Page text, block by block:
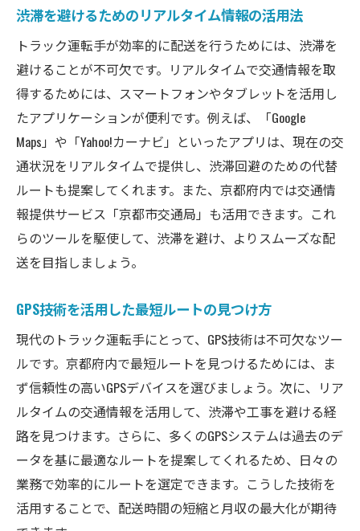
配送先情報の正確な把握と計画
積荷の効率的な配置と安全確保
デジタルツールを使った配送管理
時間厳守の重要性とそのメリット
顧客とのコミュニケーションの改善
トラブルシューティング能力の向上
プロのトラック運転手から学ぶ月収最大化のコ
ツ
成功している運転手のルーチンとは
プロの運転手が実践する時間管理術
経験豊富な運転手が語る仕事のコツ
失敗から学ぶ成功の秘訣
業界のトレンドを把握する重要性
トラック運転手が京都府で収入を増やすための
戦略
長距離配送と短距離配送のバランス
オフピーク時間を利用した効果的な配送
追加業務で収入を増やす方法
渋滞を避けるためのリアルタイム情報の活用法
トラック運転手が効率的に配送を行うためには、渋滞を
避けることが不可欠です。リアルタイムで交通情報を取
得するためには、スマートフォンやタブレットを活用し
たアプリケーションが便利です。例えば、「Google
Maps」や「Yahoo!カーナビ」といったアプリは、現在の交
通状況をリアルタイムで提供し、渋滞回避のための代替
ルートも提案してくれます。また、京都府内では交通情
報提供サービス「京都市交通局」も活用できます。これ
らのツールを駆使して、渋滞を避け、よりスムーズな配
送を目指しましょう。
GPS技術を活用した最短ルートの見つけ方
現代のトラック運転手にとって、GPS技術は不可欠なツー
ルです。京都府内で最短ルートを見つけるためには、ま
ず信頼性の高いGPSデバイスを選びましょう。次に、リア
ルタイムの交通情報を活用して、渋滞や工事を避ける経
路を見つけます。さらに、多くのGPSシステムは過去のデ
ータを基に最適なルートを提案してくれるため、日々の
業務で効率的にルートを選定できます。こうした技術を
活用することで、配送時間の短縮と月収の最大化が期待